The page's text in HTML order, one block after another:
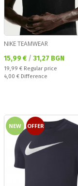
NIKE TEAMWEAR
Текуща цена:
15,99 € / 31,27 BGN
Regular price:
19,99 € Regular price
Спестявате:
4,00 € Difference
NEW OFFER